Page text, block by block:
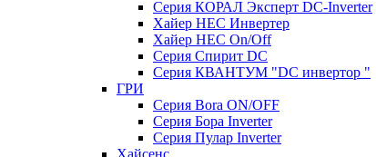
Серия КОРАЛ Эксперт DC-Inverter
Хайер HEC Инвертер
Хайер HEC On/Off
Серия Спирит DC
Серия КВАНТУМ "DC инвертор "
ГРИ
Серия Bora ON/OFF
Серия Бора Inverter
Серия Пулар Inverter
Хайсенс